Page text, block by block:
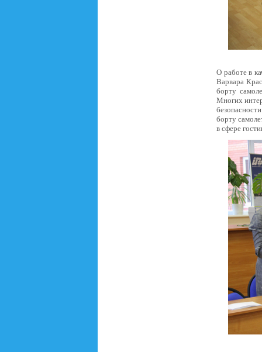
О работе в
Варвара
борту
Многих
борту
в сфере